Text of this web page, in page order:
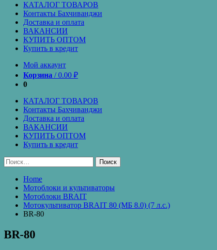
КАТАЛОГ ТОВАРОВ
Контакты Бахчиванджи
Доставка и оплата
ВАКАНСИИ
КУПИТЬ ОПТОМ
Купить в кредит
Мой аккаунт
Корзина /0.00 ₽
0
КАТАЛОГ ТОВАРОВ
Контакты Бахчиванджи
Доставка и оплата
ВАКАНСИИ
КУПИТЬ ОПТОМ
Купить в кредит
Найти:
Home
Мотоблоки и культиваторы
Мотоблоки BRAIT
Мотокультиватор BRAIT 80 (МБ 8.0) (7 л.с.)
BR-80
BR-80